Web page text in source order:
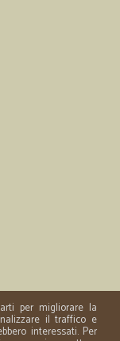
per migliorare la
il traffico e
interessati. Per